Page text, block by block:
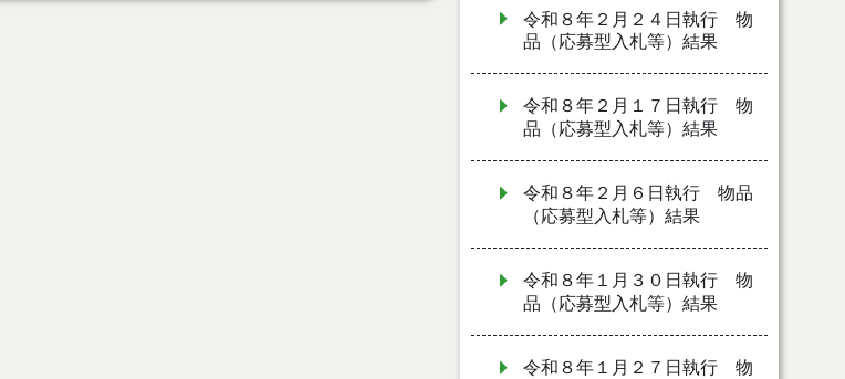
令和８年２月２４日執行 物
品（応募型入札等）結果
令和８年２月１７日執行 物
品（応募型入札等）結果
令和８年２月６日執行 物品
（応募型入札等）結果
令和８年１月３０日執行 物
品（応募型入札等）結果
令和８年１月２７日執行 物